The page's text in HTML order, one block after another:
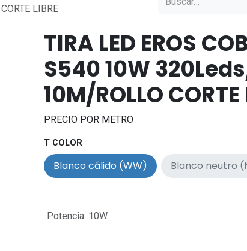
LIBRE
TIRA LED EROS
S540 10W
10M/ROLLO CORTE
PRECIO POR METRO
T COLOR
Blanco cálido (WW) Blanco neutro
Potencia: 10W